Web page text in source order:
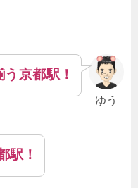
ゆう
京都駅！
駅！